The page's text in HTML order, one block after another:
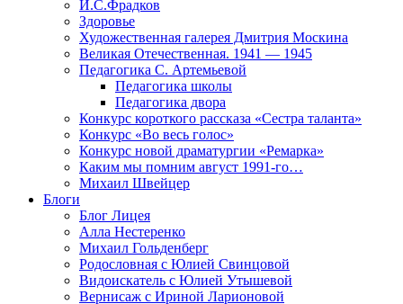
И.С.Фрадков
Здоровье
Художественная галерея Дмитрия Москина
Великая Отечественная. 1941 — 1945
Педагогика С. Артемьевой
Педагогика школы
Педагогика двора
Конкурс короткого рассказа «Сестра таланта»
Конкурс «Во весь голос»
Конкурс новой драматургии «Ремарка»
Каким мы помним август 1991-го…
Михаил Швейцер
Блоги
Блог Лицея
Алла Нестеренко
Михаил Гольденберг
Родословная с Юлией Свинцовой
Видоискатель с Юлией Утышевой
Вернисаж с Ириной Ларионовой